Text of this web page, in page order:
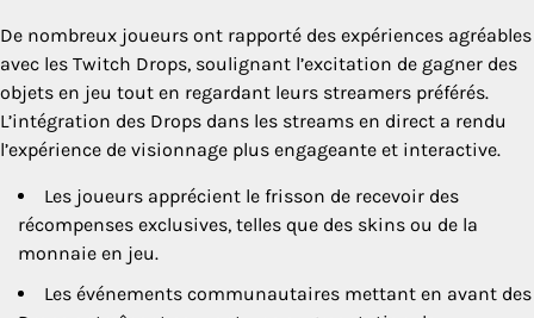
De nombreux joueurs ont rapporté des expériences agréables
avec les Twitch Drops, soulignant l’excitation de gagner des
objets en jeu tout en regardant leurs streamers préférés.
L’intégration des Drops dans les streams en direct a rendu
l’expérience de visionnage plus engageante et interactive.
Les joueurs apprécient le frisson de recevoir des
récompenses exclusives, telles que des skins ou de la
monnaie en jeu.
Les événements communautaires mettant en avant des